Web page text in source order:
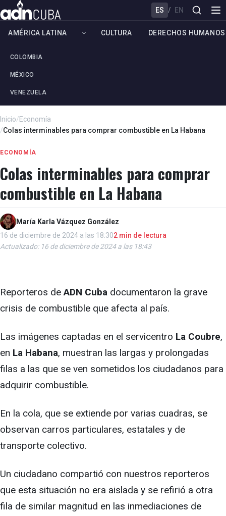
ES / EN
AMÉRICA LATINA
COLOMBIA
MÉXICO
VENEZUELA
CULTURA DERECHOS HUMANOS
Inicio/Economía
/Colas interminables para comprar combustible en La Habana
ECONOMÍA
Colas interminables para comprar
combustible en La Habana
María Karla Vázquez González
16 de diciembre de 2024 a las 18:302 min de lectura
Actualizado: 16 de diciembre de 2024 a las 18:43
Reporteros deADN Cuba documentaron la grave
crisis de combustible que afecta al país.
Las imágenes captadas en el servicentro La Coubre,
en La Habana, muestran las largas y prolongadas
filas a las que se ven sometidos los ciudadanos para
adquirir combustible.
En la cola, que se extiende por varias cuadras, se
observan carros particulares, estatales y de
transporte colectivo.
Un ciudadano compartió con nuestros reporteros
que esta situación no era aislada y se refirió a otra
fila de similar magnitud en las inmediaciones de